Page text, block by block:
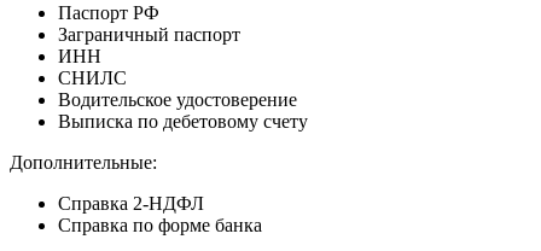
Паспорт РФ
Заграничный паспорт
ИНН
СНИЛС
Водительское удостоверение
Выписка по дебетовому счету
Дополнительные:
Справка 2-НДФЛ
Справка по форме банка